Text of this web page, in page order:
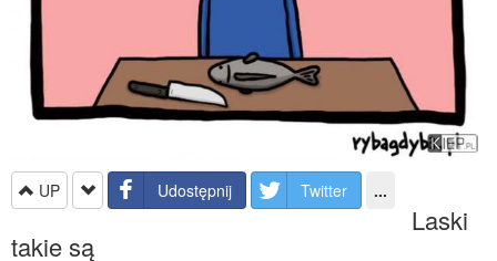
UP Udostępnij Twitter ...
Laski
takie są